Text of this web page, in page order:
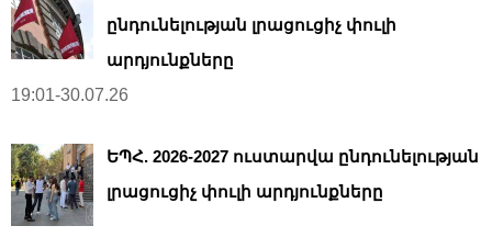
ընդունելության լրացուցիչ փուլի
արդյունքները
19:01-30.07.26
ԵՊՀ. 2026-2027 ուստարվա ընդունելության
լրացուցիչ փուլի արդյունքները